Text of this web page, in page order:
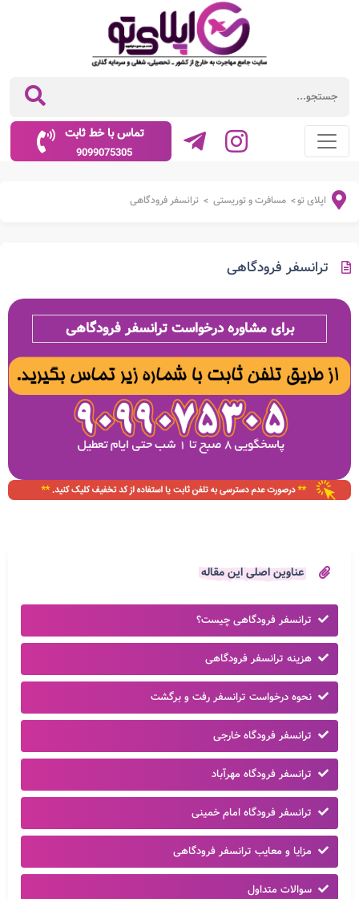
تماس با خط ثابت
9099075305
اپلای تو> مسافرت و توریستی > ترانسفر فرودگاهی
ترانسفر فرودگاهی
برای مشاوره درخواست ترانسفر فرودگاهی
عناوین اصلی این مقاله
ترانسفر فرودگاهی چیست؟
هزینه ترانسفر فرودگاهی
نحوه درخواست ترانسفر رفت و برگشت
ترانسفر فرودگاه خارجی
ترانسفر فرودگاه مهرآباد
ترانسفر فرودگاه امام خمینی
مزایا و معایب ترانسفر فرودگاهی
سوالات متداول